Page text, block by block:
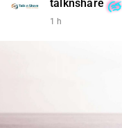
talknshare
1 h